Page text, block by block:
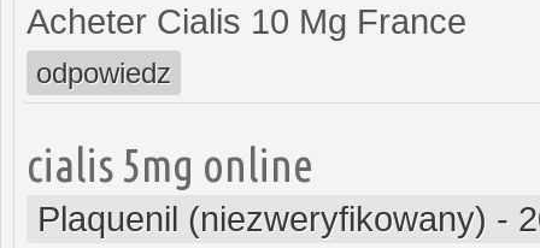
Acheter Cialis 10 Mg France
odpowiedz
cialis 5mg online
Plaquenil (niezweryfikowany) -